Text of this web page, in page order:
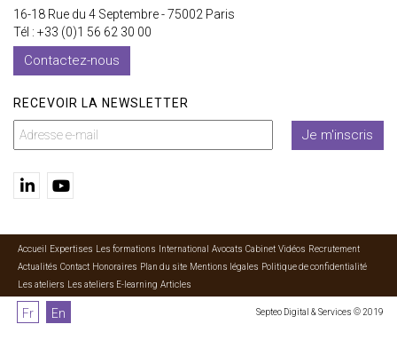
16-18 Rue du 4 Septembre - 75002 Paris
Tél : +33 (0)1 56 62 30 00
Contactez-nous
RECEVOIR LA NEWSLETTER
Je m'inscris
Accueil Expertises Les formations International Avocats Cabinet Vidéos Recrutement
Actualités Contact Honoraires Plan du site Mentions légales Politique de confidentialité
Les ateliers
Les ateliers E-learning Articles
Fr En Septeo Digital & Services © 2019